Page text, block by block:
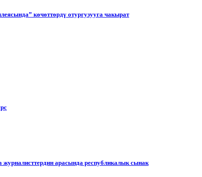
көчөттөрдү отургузууга чакырат
арасында республикалык сынак